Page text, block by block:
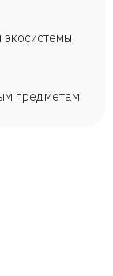
экосистемы
предметам